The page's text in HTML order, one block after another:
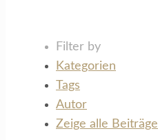
Filter by
Kategorien
Tags
Autor
Zeige alle Beiträge